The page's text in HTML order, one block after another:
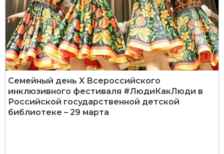
Семейный день X Всероссийского
инклюзивного фестиваля #ЛюдиКакЛюди в
Российской государственной детской
библиотеке – 29 марта